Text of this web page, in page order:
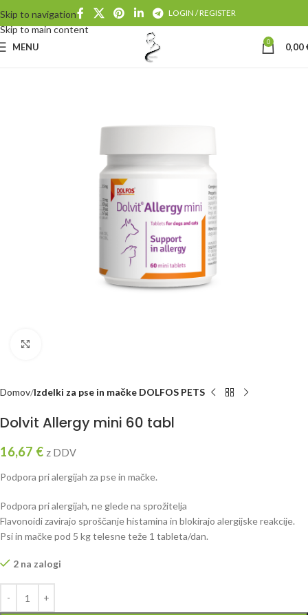
Skip to navigation
Skip to main content
LOGIN / REGISTER
MENU 0 0,00
Domov Izdelki za pse in mačke DOLFOS PETS
Dolvit Allergy mini 60 tabl
16,67 € z DDV
Podpora pri alergijah za pse in mačke.
Podpora pri alergijah, ne glede na sprožitelja
Flavonoidi zavirajo sproščanje histamina in blokirajo alergijske reakcije.
Psi in mačke pod 5 kg telesne teže 1 tableta/dan.
2 na zalogi